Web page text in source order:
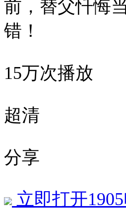
前，替父忏悔
错！
15万次播放
超清
分享
立即打开